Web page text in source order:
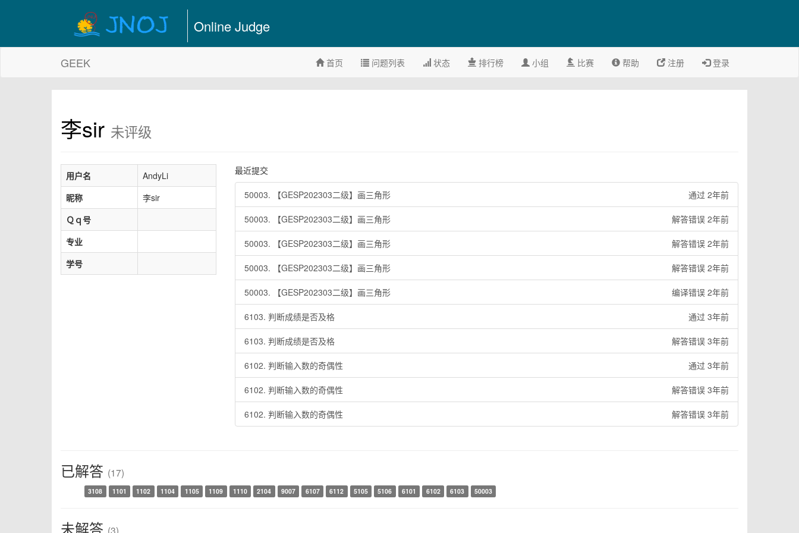
Online Judge
GEEK 首页 问题列表 状态 排行榜 小组 比赛 帮助 注册 登录
李sir 未评级
用户名
AndyLi
昵称
李sir
Ｑｑ号
专业
学号
最近提交
50003. 【GESP202303二级】画三角形 通过 2年前
50003. 【GESP202303二级】画三角形 解答错误 2年前
50003. 【GESP202303二级】画三角形 解答错误 2年前
50003. 【GESP202303二级】画三角形 解答错误 2年前
50003. 【GESP202303二级】画三角形 编译错误 2年前
6103. 判断成绩是否及格 通过 3年前
6103. 判断成绩是否及格 解答错误 3年前
6102. 判断输入数的奇偶性 通过 3年前
6102. 判断输入数的奇偶性 解答错误 3年前
6102. 判断输入数的奇偶性 解答错误 3年前
已解答 (17)
3108 1101 1102 1104 1105 1109 1110 2104 9007 6107 6112 5105 5106 6101 6102 6103 50003
未解答 (3)